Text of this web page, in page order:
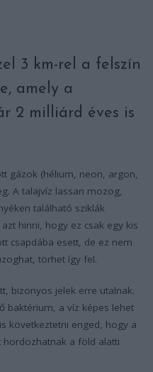
3 km-rel a felszín
amely a
2 milliárd éves is
gázok (hélium, neon, argon,
A talajvíz lassan mozog,
található sziklák
hinni, hogy ez csak egy kis
csapdába esett, de ez nem
törhet így fel.
bizonyos jelek erre utalnak.
baktérium, a víz képes lehet
következtetni enged, hogy a
a föld alatti